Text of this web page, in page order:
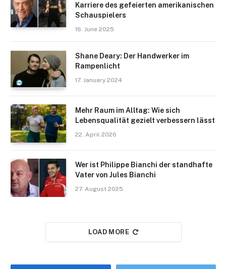
Karriere des gefeierten amerikanischen
Schauspielers
16. June 2025
Shane Deary: Der Handwerker im
Rampenlicht
17. January 2024
Mehr Raum im Alltag: Wie sich
Lebensqualität gezielt verbessern lässt
22. April 2026
Wer ist Philippe Bianchi der standhafte
Vater von Jules Bianchi
27. August 2025
LOAD MORE